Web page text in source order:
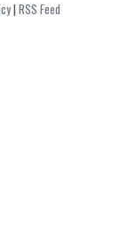
| RSS Feed